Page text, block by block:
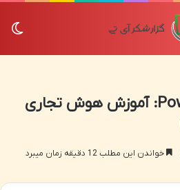
خلاصه کتاب Power BI: آموزش هوش تجاری
خواندن این مطلب 12 دقیقه زمان میبرد